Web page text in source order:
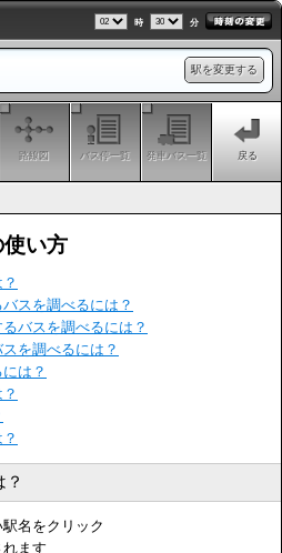
時 分
駅を変更する
路線図 バス停一覧 発車バス一覧 戻る
い方
スを調べるには？
バスを調べるには？
を調べるには？
は？
名をクリック
ます